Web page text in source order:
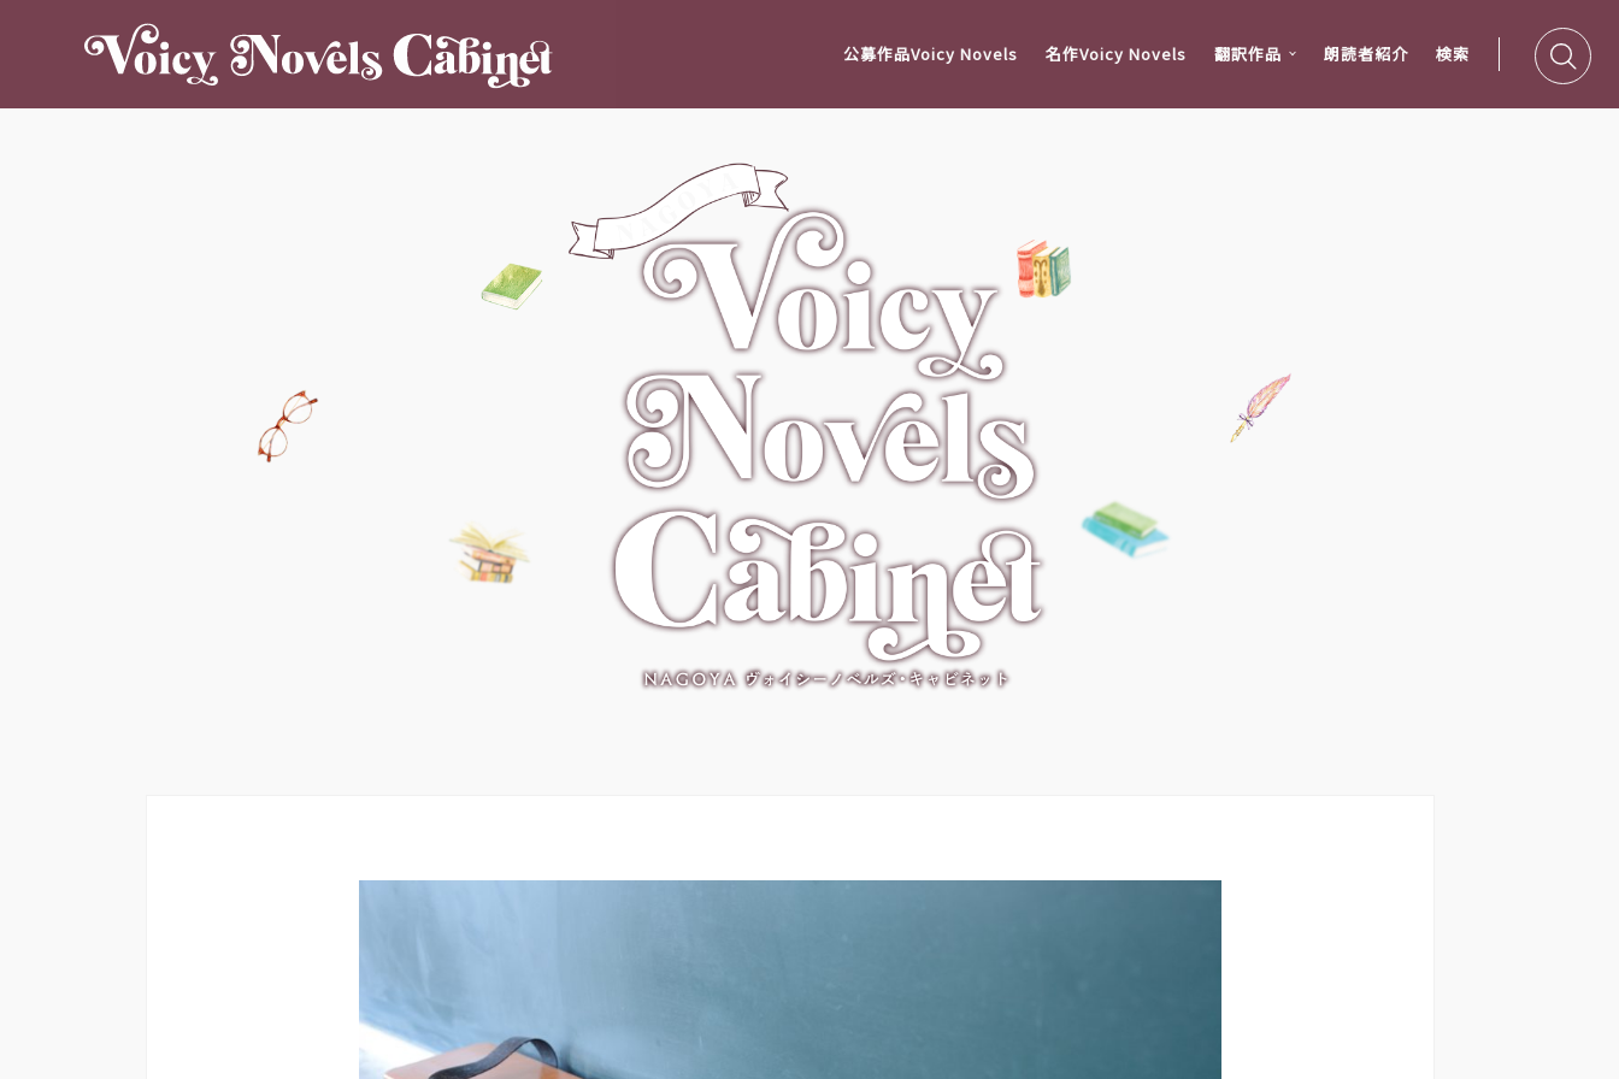
公募作品Voicy Novels 名作Voicy Novels 翻訳作品 朗読者紹介 検索